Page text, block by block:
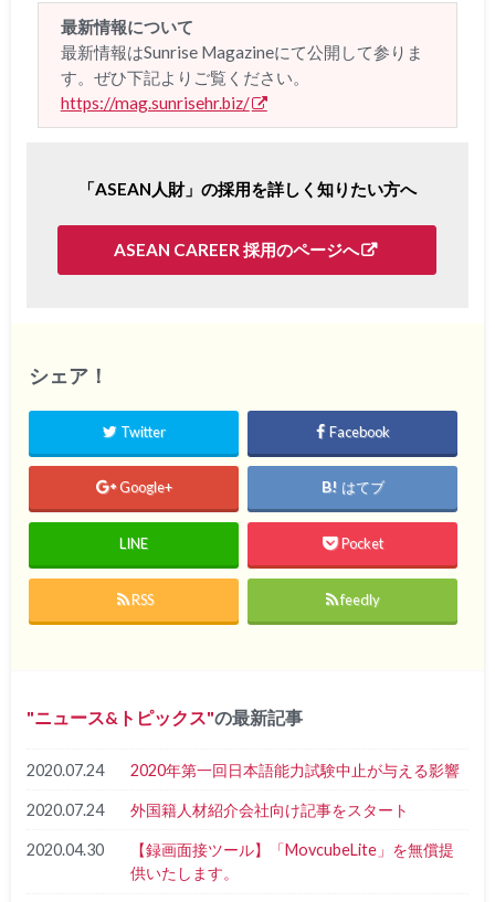
最新情報について
最新情報はSunrise Magazineにて公開して参りま
す。ぜひ下記よりご覧ください。
https://mag.sunrisehr.biz/
「ASEAN人財」の採用を詳しく知りたい方へ
ASEAN CAREER 採用のページへ
シェア！
Twitter Facebook
Google+ はてブ
LINE Pocket
RSS feedly
ニュース&トピックス の最新記事
2020.07.24 2020年第一回日本語能力試験中止が与える影響
2020.07.24 外国籍人材紹介会社向け記事をスタート
2020.04.30
【録画面接ツール】「MovcubeLite」を無償提
供いたします。